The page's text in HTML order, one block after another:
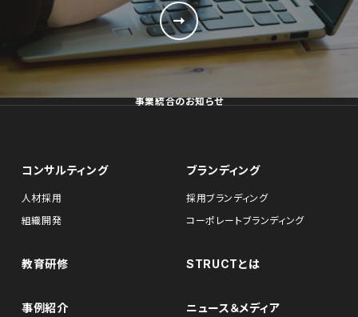
事業統合のお知らせ
コンサルティング
人材採用
組織開発
ブランディング
採用ブランディング
コーポレートブランディング
教育研修 STRUCTとは
事例紹介 ニュース＆メディア